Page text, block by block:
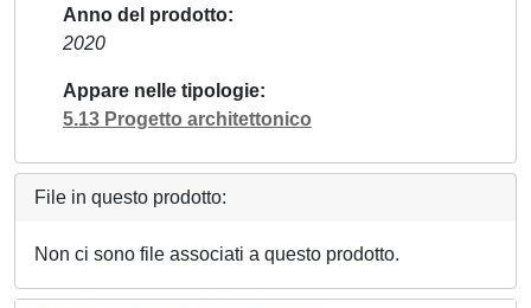
Anno del prodotto
2020
Appare nelle tipologie
5.13 Progetto architettonico
File in questo prodotto:
Non ci sono file associati a questo prodotto.